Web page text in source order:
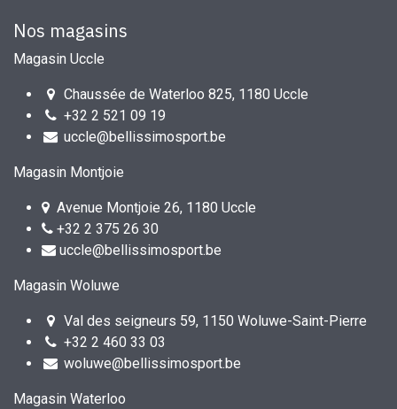
Nos magasins
Magasin Uccle
Chaussée de Waterloo 825, 1180 Uccle
+32 2 521 09 19
uccle@bellissimosport.be
Magasin Montjoie
Avenue Montjoie 26, 1180 Uccle
+32 2 375 26 30
uccle@bellissimosport.be
Magasin Woluwe
Val des seigneurs 59, 1150 Woluwe-Saint-Pierre
+32 2 460 33 03
woluwe@bellissimosport.be
Magasin Waterloo